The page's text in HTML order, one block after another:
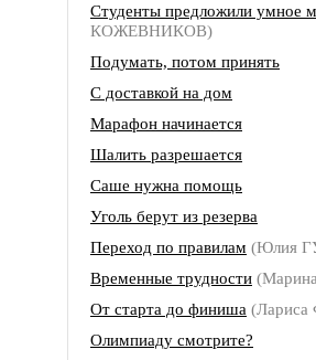
Студенты предложили умное
КОЖЕВНИКОВ)
Подумать, потом принять
С доставкой на дом
Марафон начинается
Шалить разрешается
Саше нужна помощь
Уголь берут из резерва
Переход по правилам (Юлия
Временные трудности
От старта до финиша
Олимпиаду смотрите?